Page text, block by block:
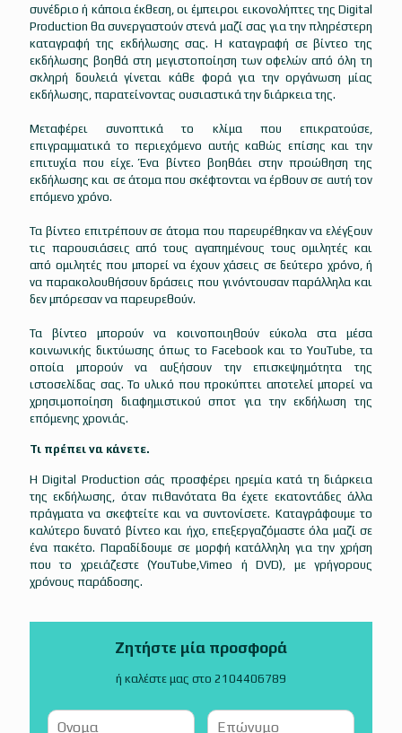
συνέδριο ή κάποια έκθεση, οι έμπειροι εικονολήπτες της Digital
Production θα συνεργαστούν στενά μαζί σας για την πληρέστερη
καταγραφή της εκδήλωσης σας. Η καταγραφή σε βίντεο της
εκδήλωσης βοηθά στη μεγιστοποίηση των οφελών από όλη τη
σκληρή δουλειά γίνεται κάθε φορά για την οργάνωση μίας
εκδήλωσης, παρατείνοντας ουσιαστικά την διάρκεια της.
Μεταφέρει συνοπτικά το κλίμα που επικρατούσε,
επιγραμματικά το περιεχόμενο αυτής καθώς επίσης και την
επιτυχία που είχε. Ένα βίντεο βοηθάει στην προώθηση της
εκδήλωσης και σε άτομα που σκέφτονται να έρθουν σε αυτή τον
επόμενο χρόνο.
Τα βίντεο επιτρέπουν σε άτομα που παρευρέθηκαν να ελέγξουν
τις παρουσιάσεις από τους αγαπημένους τους ομιλητές και
από ομιλητές που μπορεί να έχουν χάσεις σε δεύτερο χρόνο, ή
να παρακολουθήσουν δράσεις που γινόντουσαν παράλληλα και
δεν μπόρεσαν να παρευρεθούν.
Τα βίντεο μπορούν να κοινοποιηθούν εύκολα στα μέσα
κοινωνικής δικτύωσης όπως το Facebook και το YouTube, τα
οποία μπορούν να αυξήσουν την επισκεψημότητα της
ιστοσελίδας σας. Το υλικό που προκύπτει αποτελεί μπορεί να
χρησιμοποίηση διαφημιστικού σποτ για την εκδήλωση της
επόμενης χρονιάς.
Τι πρέπει να κάνετε.
Η Digital Production σάς προσφέρει ηρεμία κατά τη διάρκεια
της εκδήλωσης, όταν πιθανότατα θα έχετε εκατοντάδες άλλα
πράγματα να σκεφτείτε και να συντονίσετε. Καταγράφουμε το
καλύτερο δυνατό βίντεο και ήχο, επεξεργαζόμαστε όλα μαζί σε
ένα πακέτο. Παραδίδουμε σε μορφή κατάλληλη για την χρήση
που το χρειάζεστε (YouTube,Vimeo ή DVD), με γρήγορους
χρόνους παράδοσης.
Ζητήστε μία προσφορά
ή καλέστε μας στο 2104406789